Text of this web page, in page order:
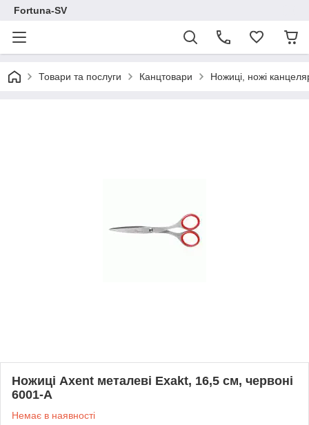
Fortuna-SV
Товари та послуги Канцтовари Ножиці, ножі
Ножиці Axent металеві Exakt, 16,5 см, червоні
6001-A
Немає в наявності